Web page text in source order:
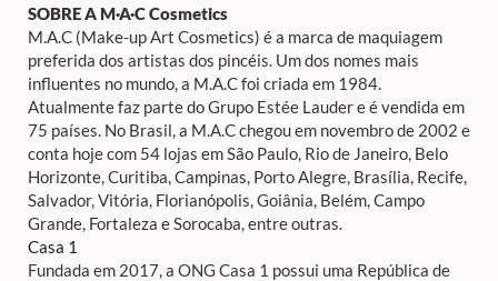
SOBRE A M·A·C Cosmetics
M.A.C (Make-up Art Cosmetics) é a marca de maquiagem
preferida dos artistas dos pincéis. Um dos nomes mais
influentes no mundo, a M.A.C foi criada em 1984.
Atualmente faz parte do Grupo Estée Lauder e é vendida em
75 países. No Brasil, a M.A.C chegou em novembro de 2002 e
conta hoje com 54 lojas em São Paulo, Rio de Janeiro, Belo
Horizonte, Curitiba, Campinas, Porto Alegre, Brasília, Recife,
Salvador, Vitória, Florianópolis, Goiânia, Belém, Campo
Grande, Fortaleza e Sorocaba, entre outras.
Casa 1
Fundada em 2017, a ONG Casa 1 possui uma República de